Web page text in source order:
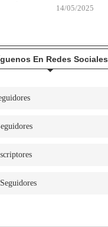
14/05/2025
En Redes Sociales
Seguidores